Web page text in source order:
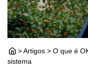
> Artigos > O que é
sistema